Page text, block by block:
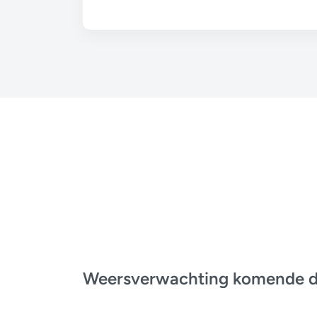
Weersverwachting komende